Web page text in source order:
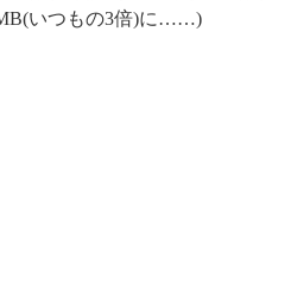
いつもの3倍)に……)